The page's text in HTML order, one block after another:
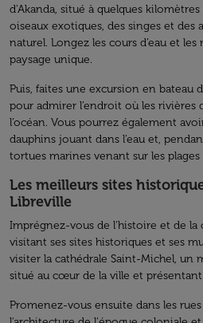
d'Akanda, situé à quelques
oiseaux exotiques, des singes et des
naturel. Longez les cours d’eau et
paysage unique.
Puis, faites une excursion en bateau
pour admirer l’endroit où les rivières
l’océan. Vous pourrez également
dauphins jouant dans l’eau et,
tortues marines venant sur les
Les meilleurs sites
Libreville
Imprégnez-vous de l'histoire et de la
visitant ses sites historiques et ses
visiter la cathédrale Saint-Michel, un
situé au cœur de la ville et
Promenez-vous ensuite dans les